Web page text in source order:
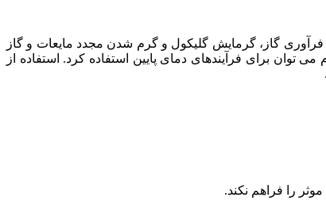
فرآوری گاز، گرمایش گلیکول و گرم شدن مجدد مایعات و گاز
را فراهم نکند.